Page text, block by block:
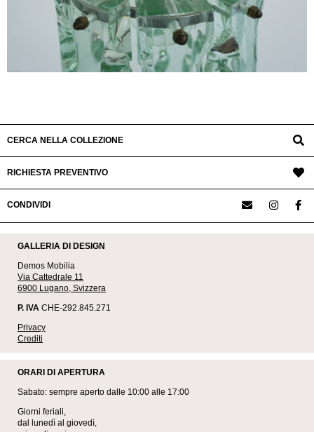
CERCA NELLA COLLEZIONE
RICHIESTA PREVENTIVO
CONDIVIDI
GALLERIA DI DESIGN
Demos Mobilia
Via Cattedrale 11
6900 Lugano, Svizzera
P. IVA CHE-292.845.271
Privacy
Crediti
ORARI DI APERTURA
Sabato: sempre aperto dalle 10:00 alle 17:00
Giorni feriali,
dal lunedì al giovedì,